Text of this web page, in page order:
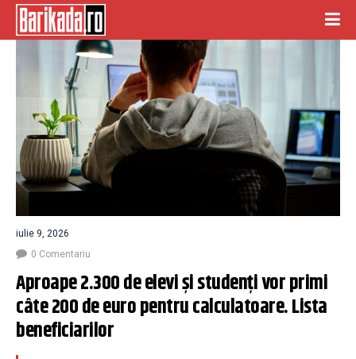
iulie 9, 2026
0 Comentariu
Aproape 2.300 de elevi și studenți vor primi
câte 200 de euro pentru calculatoare. Lista
beneficiarilor